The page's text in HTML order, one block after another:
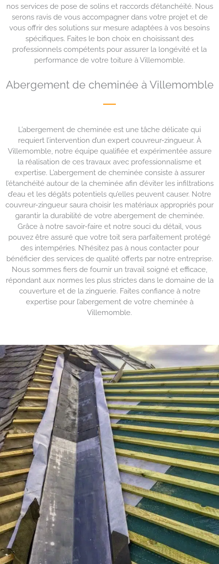
nos services de pose de solins et raccords d’étanchéité. Nous
serons ravis de vous accompagner dans votre projet et de
vous offrir des solutions sur mesure adaptées à vos besoins
spécifiques. Faites le bon choix en choisissant des
professionnels compétents pour assurer la longévité et la
performance de votre toiture à Villemomble.
Abergement de cheminée à Villemomble
L’abergement de cheminée est une tâche délicate qui
requiert l’intervention d’un expert couvreur-zingueur. À
Villemomble, notre équipe qualifiée et expérimentée assure
la réalisation de ces travaux avec professionnalisme et
expertise. L’abergement de cheminée consiste à assurer
l’étanchéité autour de la cheminée afin d’éviter les infiltrations
d’eau et les dégâts potentiels qu’elles peuvent causer. Notre
couvreur-zingueur saura choisir les matériaux appropriés pour
garantir la durabilité de votre abergement de cheminée.
Grâce à notre savoir-faire et notre souci du détail, vous
pouvez être assuré que votre toit sera parfaitement protégé
des intempéries. N’hésitez pas à nous contacter pour
bénéficier des services de qualité offerts par notre entreprise.
Nous sommes fiers de fournir un travail soigné et efficace,
répondant aux normes les plus strictes dans le domaine de la
couverture et de la zinguerie. Faites confiance à notre
expertise pour l’abergement de votre cheminée à
Villemomble.